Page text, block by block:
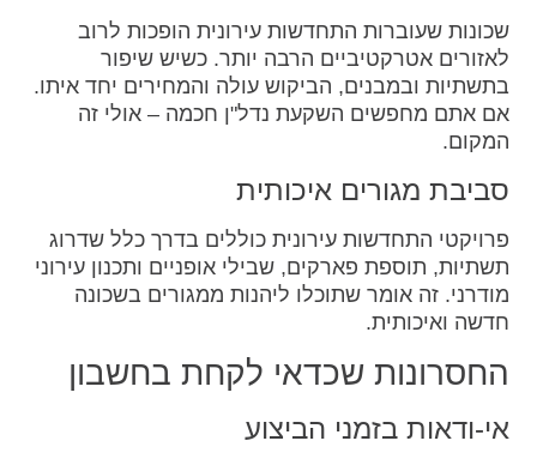
שכונות שעוברות התחדשות עירונית הופכות לרוב
לאזורים אטרקטיביים הרבה יותר. כשיש שיפור
בתשתיות ובמבנים, הביקוש עולה והמחירים יחד איתו.
אם אתם מחפשים השקעת נדל"ן חכמה – אולי זה
המקום.
סביבת מגורים איכותית
פרויקטי התחדשות עירונית כוללים בדרך כלל שדרוג
תשתיות, תוספת פארקים, שבילי אופניים ותכנון עירוני
מודרני. זה אומר שתוכלו ליהנות ממגורים בשכונה
חדשה ואיכותית.
החסרונות שכדאי לקחת בחשבון
אי-ודאות בזמני הביצוע